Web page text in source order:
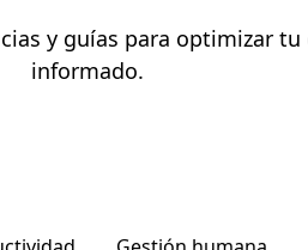
y guías para optimizar
informado.